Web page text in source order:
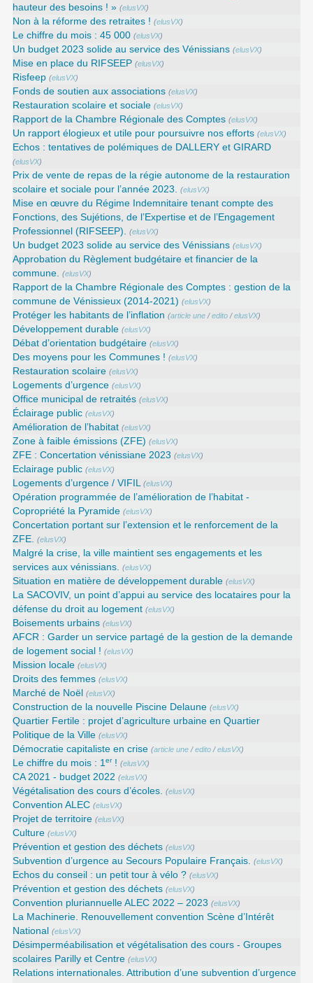
hauteur des besoins ! » (elusVX)
Non à la réforme des retraites ! (elusVX)
Le chiffre du mois : 45 000 (elusVX)
Un budget 2023 solide au service des Vénissians (elusVX)
Mise en place du RIFSEEP (elusVX)
Risfeep (elusVX)
Fonds de soutien aux associations (elusVX)
Restauration scolaire et sociale (elusVX)
Rapport de la Chambre Régionale des Comptes (elusVX)
Un rapport élogieux et utile pour poursuivre nos efforts (elusVX)
Echos : tentatives de polémiques de DALLERY et GIRARD
(elusVX)
Prix de vente de repas de la régie autonome de la restauration
scolaire et sociale pour l’année 2023. (elusVX)
Mise en œuvre du Régime Indemnitaire tenant compte des
Fonctions, des Sujétions, de l’Expertise et de l’Engagement
Professionnel (RIFSEEP). (elusVX)
Un budget 2023 solide au service des Vénissians (elusVX)
Approbation du Règlement budgétaire et financier de la
commune. (elusVX)
Rapport de la Chambre Régionale des Comptes : gestion de la
commune de Vénissieux (2014-2021) (elusVX)
Protéger les habitants de l’inflation (article une /edito /elusVX)
Développement durable (elusVX)
Débat d’orientation budgétaire (elusVX)
Des moyens pour les Communes ! (elusVX)
Restauration scolaire (elusVX)
Logements d’urgence (elusVX)
Office municipal de retraités (elusVX)
Éclairage public (elusVX)
Amélioration de l’habitat (elusVX)
Zone à faible émissions (ZFE) (elusVX)
ZFE : Concertation vénissiane 2023 (elusVX)
Eclairage public (elusVX)
Logements d’urgence / VIFIL (elusVX)
Opération programmée de l’amélioration de l’habitat -
Copropriété la Pyramide (elusVX)
Concertation portant sur l’extension et le renforcement de la
ZFE. (elusVX)
Malgré la crise, la ville maintient ses engagements et les
services aux vénissians. (elusVX)
Situation en matière de développement durable (elusVX)
La SACOVIV, un point d’appui au service des locataires pour la
défense du droit au logement (elusVX)
Boisements urbains (elusVX)
AFCR : Garder un service partagé de la gestion de la demande
de logement social ! (elusVX)
Mission locale (elusVX)
Droits des femmes (elusVX)
Marché de Noël (elusVX)
Construction de la nouvelle Piscine Delaune (elusVX)
Quartier Fertile : projet d’agriculture urbaine en Quartier
Politique de la Ville (elusVX)
Démocratie capitaliste en crise (article une /edito /elusVX)
Le chiffre du mois : 1er! (elusVX)
CA 2021 - budget 2022 (elusVX)
Végétalisation des cours d’écoles. (elusVX)
Convention ALEC (elusVX)
Projet de territoire (elusVX)
Culture (elusVX)
Prévention et gestion des déchets (elusVX)
Subvention d’urgence au Secours Populaire Français. (elusVX)
Echos du conseil : un petit tour à vélo ? (elusVX)
Prévention et gestion des déchets (elusVX)
Convention pluriannuelle ALEC 2022 – 2023 (elusVX)
La Machinerie. Renouvellement convention Scène d’Intérêt
National
(elusVX)
Désimperméabilisation et végétalisation des cours - Groupes
scolaires Parilly et Centre (elusVX)
Relations internationales. Attribution d’une subvention d’urgence